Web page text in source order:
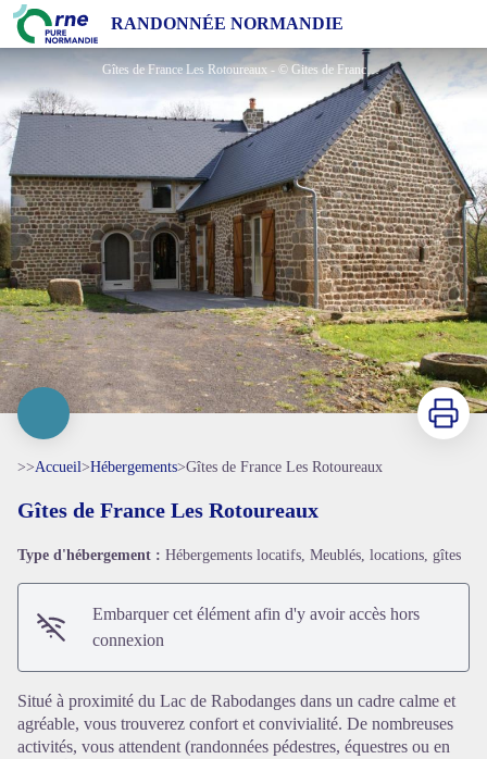
RANDONNÉE NORMANDIE
Gîtes de France Les Rotoureaux
Gîtes de France Les Rotoureaux - © Gites de France Orne
Voir l'image en plein écran
Imprimer
>>Accueil>Hébergements>Gîtes de France Les Rotoureaux
Gîtes de France Les Rotoureaux
Type d'hébergement : Hébergements locatifs, Meublés, locations, gîtes
Embarquer cet élément afin d'y avoir accès hors
connexion
Situé à proximité du Lac de Rabodanges dans un cadre calme et
agréable, vous trouverez confort et convivialité. De nombreuses
activités, vous attendent (randonnées pédestres, équestres ou en